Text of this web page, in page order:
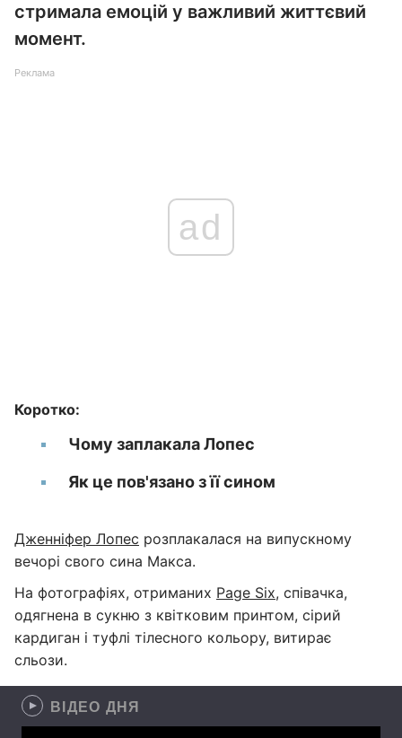
стримала емоцій у важливий життєвий
момент.
Реклама
ad
Коротко:
Чому заплакала Лопес
Як це пов'язано з її сином
Дженніфер Лопес розплакалася на випускному
вечорі свого сина Макса.
На фотографіях, отриманих Page Six, співачка,
одягнена в сукню з квітковим принтом, сірий
кардиган і туфлі тілесного кольору, витирає
сльози.
ВІДЕО ДНЯ